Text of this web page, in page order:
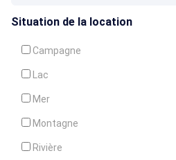
Crèche
Situation de la location
Campagne
Lac
Mer
Montagne
Rivière